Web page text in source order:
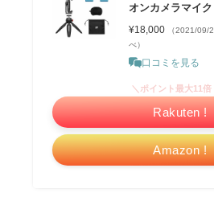
オンカメラマイク
¥18,000
（2021/09/
べ）
口コミを見る
Amazon !
＼ポイント最大11倍
Rakuten !